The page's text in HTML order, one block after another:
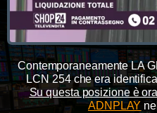
Contemporaneamente LA
LCN 254 che era
Su questa posizione è
ADNPLAY nel